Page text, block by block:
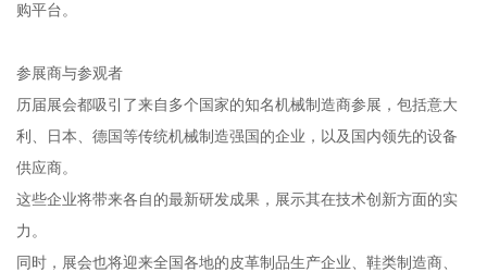
购平台。
参展商与参观者
历届展会都吸引了来自多个国家的知名机械制造商参展，包括意大
利、日本、德国等传统机械制造强国的企业，以及国内领先的设备
供应商。
这些企业将带来各自的最新研发成果，展示其在技术创新方面的实
力。
同时，展会也将迎来全国各地的皮革制品生产企业、鞋类制造商、